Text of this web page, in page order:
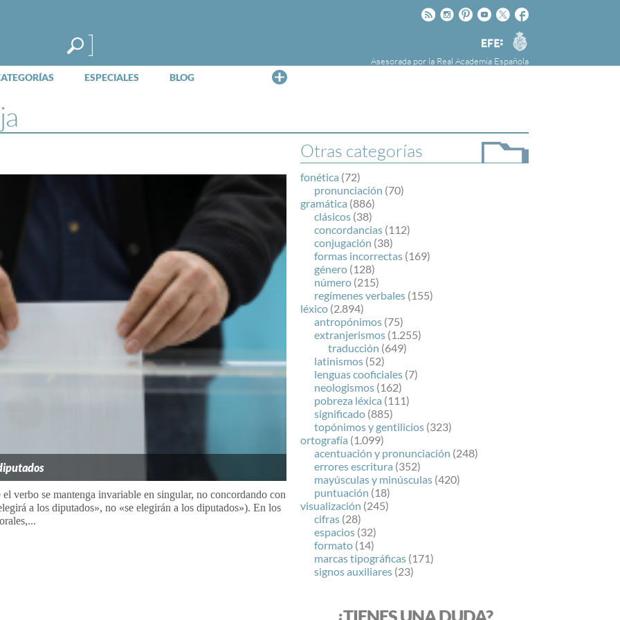
Facebook
Twitter
Youtube
Pinteres
Instagram
Rss
Agencia
EFE
Asesorada por la Real Academia Española
ESPECIALES BLOG
la Agencia Efe y la Real Academia Española,
cuyo objetivo es colaborar con el buen uso del
español en los medios de comunicación y en
Internet.
Otras categorías
fonética (72)
pronunciación (70)
gramática (886)
clásicos (38)
concordancias (112)
conjugación (38)
formas incorrectas (169)
género (128)
número (215)
regímenes verbales (155)
léxico (2.894)
antropónimos (75)
extranjerismos (1.255)
traducción (649)
latinismos (52)
lenguas cooficiales (7)
neologismos (162)
pobreza léxica (111)
significado (885)
topónimos y gentilicios (323)
ortografía (1.099)
acentuación y pronunciación (248)
errores escritura (352)
mayúsculas y minúsculas (420)
puntuación (18)
visualización (245)
cifras (28)
espacios (32)
formato (14)
marcas tipográficas (171)
signos auxiliares (23)
verbo se mantenga invariable en singular, no concordando con
a los diputados», no «se elegirán a los diputados»). En los
¿TIENES UNA DUDA?